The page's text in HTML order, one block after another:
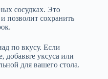
сосудках. Это
позволит сохранить
по вкусу. Если
добавьте уксуса или
для вашего стола.